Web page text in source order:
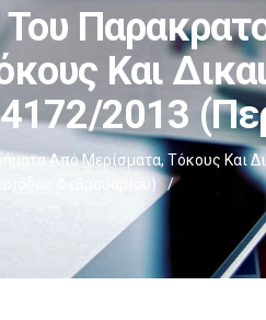
Και
2013
Από Μερίσματα, Τόκους Και
Φεβρουαρίου)
/